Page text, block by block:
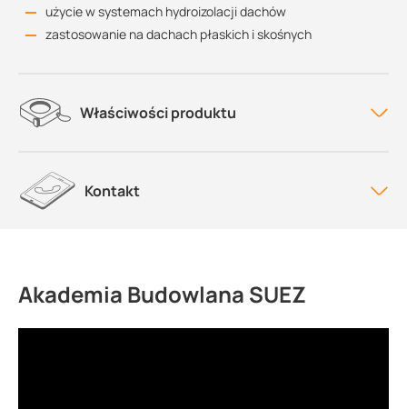
użycie w systemach hydroizolacji dachów
zastosowanie na dachach płaskich i skośnych
Właściwości produktu
Kontakt
Akademia Budowlana SUEZ